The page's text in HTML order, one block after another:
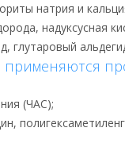
натрия и
надуксусная
глутаровый
применяются
(ЧАС);